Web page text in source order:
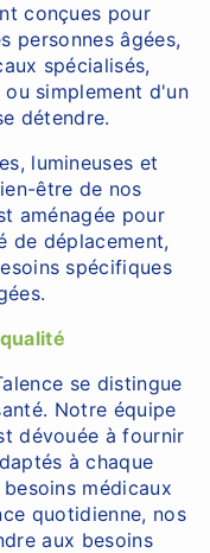
conçues pour
personnes âgées,
spécialisés,
simplement d'un
détendre.
lumineuses et
être de nos
aménagée pour
de déplacement,
spécifiques
se distingue
Notre équipe
dévouée à fournir
à chaque
médicaux
quotidienne, nos
aux besoins